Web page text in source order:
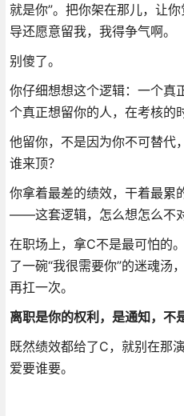
就是你”。把你架在那儿，让
导还愿意留我，我得争气啊。
别傻了。
你仔细想想这个逻辑：一个真
个真正想留你的人，在考核的
他留你，不是因为你不可替代
谁来顶？
你拿着最差的绩效，干着最累
——这套逻辑，怎么想怎么不对
在职场上，拿C不是最可怕的
了一碗“我很需要你”的迷魂汤
再扛一次。
离职是你的权利，是通知，不
既然绩效都给了C，就别在那
爱要谁要。